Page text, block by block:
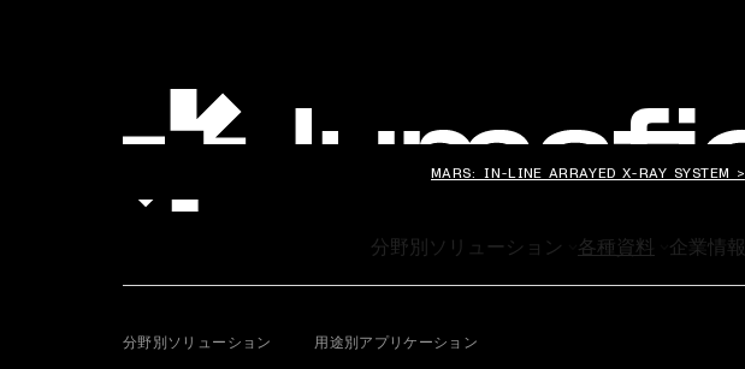
MARS: IN-LINE ARRAYED X-RAY SYSTEM >
分野別ソリューション 各種資料 企業情報
分野別ソリューション 用途別アプリケーション